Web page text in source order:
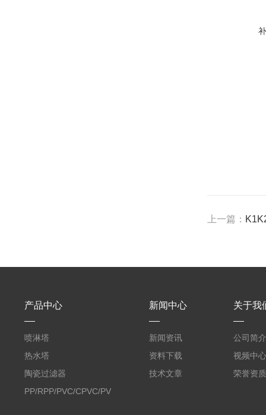
上一篇：
产品中心
喷淋塔
热水塔
陶瓷过滤器
PP/RPP/PVC/CPVC/PVDF
新闻中心
新闻资讯
资料下载
技术文章
关于我
公司简介
视频中心
荣誉资质